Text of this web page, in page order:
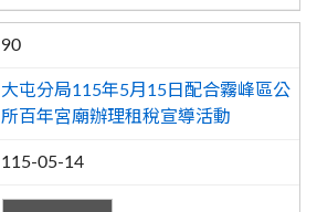
90
大屯分局115年5月15日配合霧峰區公
所百年宮廟辦理租稅宣導活動
115-05-14